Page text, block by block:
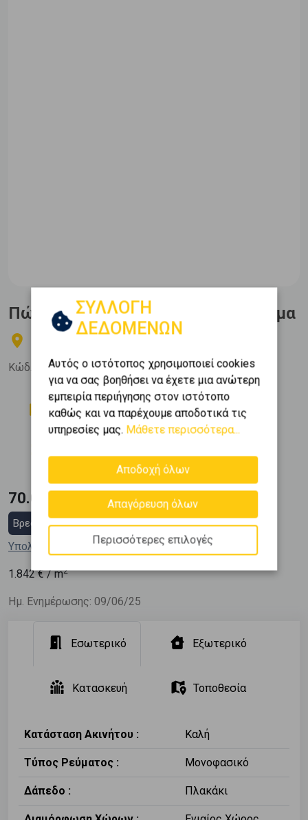
Πώληση, Επαγγελματικό, Κατάστημα
Κώδ. Ακινήτου:67886
Δωμάτια
0
Όροφος
0 (Ισόγειο)
38 m2
1972
70.000 €
Βρες στεγαστικό δάνειο
Υπολόγισε τη δόση μου
1.842€ / m2
Ημ. Ενημέρωσης: 09/06/25
Εσωτερικό Εξωτερικό
Κατασκευή Τοποθεσία
Κατάσταση Ακινήτου : Καλή
Τύπος Ρεύματος : Μονοφασικό
Δάπεδο : Πλακάκι
ΣΥΛΛΟΓΗ
ΔΕΔΟΜΕΝΩΝ
Αυτός ο ιστότοπος χρησιμοποιεί cookies
για να σας βοηθήσει να έχετε μια ανώτερη
εμπειρία περιήγησης στον ιστότοπο
καθώς και να παρέχουμε αποδοτικά τις
υπηρεσίες μας. Μάθετε περισσότερα...
Αποδοχή όλων
Απαγόρευση όλων
Περισσότερες επιλογές